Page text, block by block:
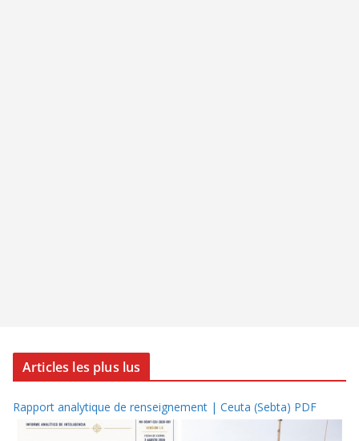
Articles les plus lus
Rapport analytique de renseignement | Ceuta (Sebta) PDF